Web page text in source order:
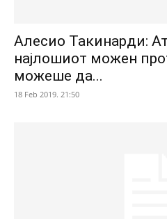
Алесио Такинарди:
најлошиот можен
можеше да...
18 Feb 2019. 21:50